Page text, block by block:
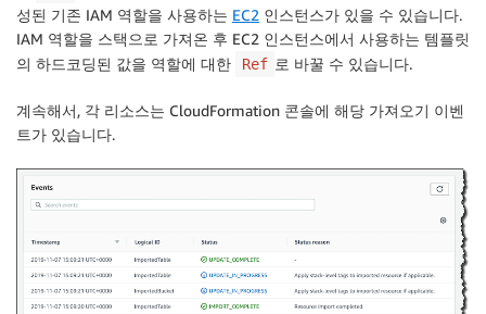
성된 기존 IAM 역할을 사용하는 EC2 인스턴스가 있을 수 있습니다.
IAM 역할을 스택으로 가져온 후 EC2 인스턴스에서 사용하는 템플릿
의 하드코딩된 값을 역할에 대한
Ref 로 바꿀 수 있습니다.
계속해서, 각 리소스는 CloudFormation 콘솔에 해당 가져오기 이벤
트가 있습니다.